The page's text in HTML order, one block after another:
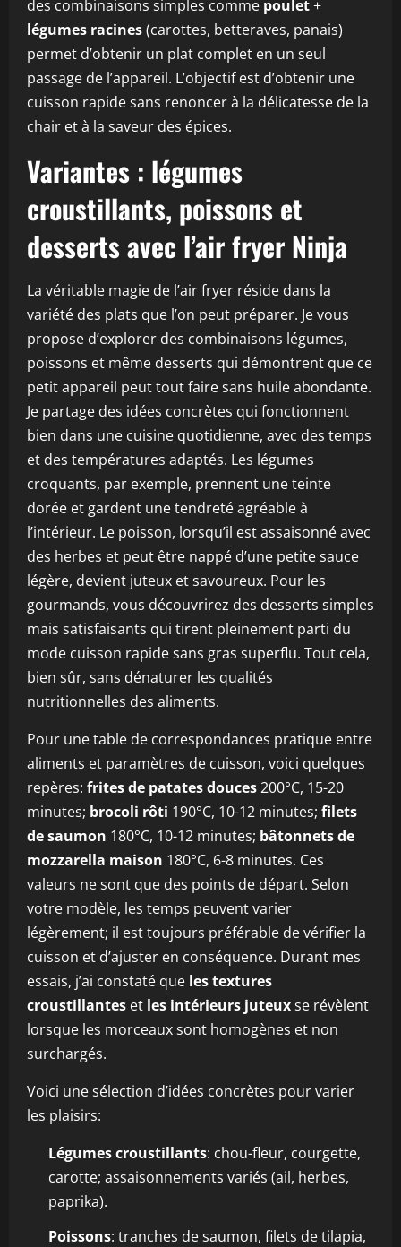
des combinaisons simples comme poulet+
légumes racines(carottes, betteraves, panais)
permet d’obtenir un plat complet en un seul
passage de l’appareil. L’objectif est d’obtenir une
cuisson rapide sans renoncer à la délicatesse de la
chair et à la saveur des épices.
Variantes : légumes
croustillants, poissons et
desserts avec l’air fryer Ninja
La véritable magie de l’air fryer réside dans la
variété des plats que l’on peut préparer. Je vous
propose d’explorer des combinaisons légumes,
poissons et même desserts qui démontrent que ce
petit appareil peut tout faire sans huile abondante.
Je partage des idées concrètes qui fonctionnent
bien dans une cuisine quotidienne, avec des temps
et des températures adaptés. Les légumes
croquants, par exemple, prennent une teinte
dorée et gardent une tendreté agréable à
l’intérieur. Le poisson, lorsqu’il est assaisonné avec
des herbes et peut être nappé d’une petite sauce
légère, devient juteux et savoureux. Pour les
gourmands, vous découvrirez des desserts simples
mais satisfaisants qui tirent pleinement parti du
mode cuisson rapide sans gras superflu. Tout cela,
bien sûr, sans dénaturer les qualités
nutritionnelles des aliments.
Pour une table de correspondances pratique entre
aliments et paramètres de cuisson, voici quelques
repères: frites de patates douces200°C, 15-20
minutes; brocoli rôti 190°C, 10-12 minutes; filets
de saumon 180°C, 10-12 minutes; bâtonnets de
mozzarella maison 180°C, 6-8 minutes. Ces
valeurs ne sont que des points de départ. Selon
votre modèle, les temps peuvent varier
légèrement; il est toujours préférable de vérifier la
cuisson et d’ajuster en conséquence. Durant mes
essais, j’ai constaté que les textures
croustillantes et les intérieurs juteuxse révèlent
lorsque les morceaux sont homogènes et non
surchargés.
Voici une sélection d’idées concrètes pour varier
les plaisirs:
Légumes croustillants: chou-fleur, courgette,
carotte; assaisonnements variés (ail, herbes,
paprika).
Poissons: tranches de saumon, filets de tilapia,